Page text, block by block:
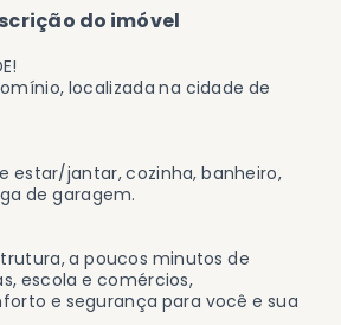
do imóvel
localizada na cidade de
estar/jantar, cozinha, banheiro,
de garagem.
a poucos minutos de
escola e comércios,
e segurança para você e sua